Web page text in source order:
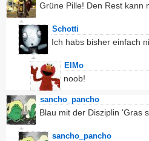
Grüne Pille! Den Rest kann
Schotti
Ich habs bisher einfach
ElMo
noob!
sancho_pancho
Blau mit der Disziplin 'Gras
sancho_pancho